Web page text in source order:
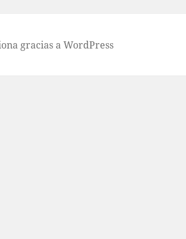
gracias a WordPress